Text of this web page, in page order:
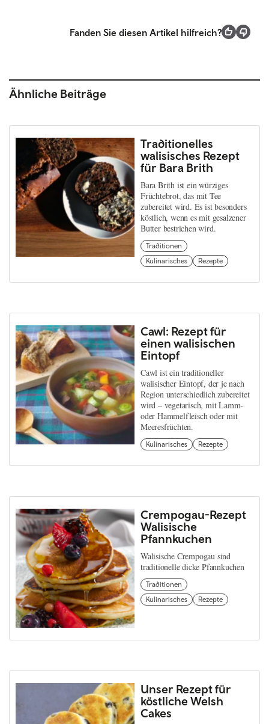
Fanden Sie diesen Artikel hilfreich?
Ähnliche Beiträge
Traditionelles
walisisches Rezept
für Bara Brith
Bara Brith ist ein würziges
Früchtebrot, das mit Tee
zubereitet wird. Es ist besonders
köstlich, wenn es mit gesalzener
Butter bestrichen wird.
Traditionen
Kulinarisches
Rezepte
Cawl: Rezept für
einen walisischen
Eintopf
Cawl ist ein traditioneller
walisischer Eintopf, der je nach
Region unterschiedlich zubereitet
wird – vegetarisch, mit Lamm-
oder Hammelfleisch oder mit
Meeresfrüchten.
Kulinarisches Rezepte
Crempogau-Rezept
Walisische
Pfannkuchen
Walisische Crempogau sind
traditionelle dicke Pfannkuchen
Traditionen
Kulinarisches
Rezepte
Unser Rezept für
köstliche Welsh
Cakes